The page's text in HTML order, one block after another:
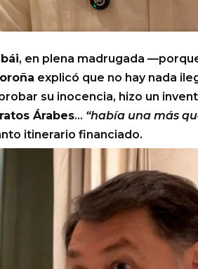
, en plena madrugada
explicó que no hay nada
su inocencia, hizo un
Árabes… “había una más
itinerario financiado.